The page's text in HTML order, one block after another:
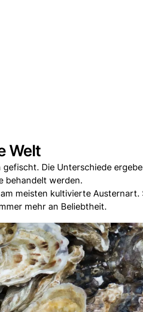
Welt
Die Unterschiede
behandelt werden.
meisten kultivierte Austernart.
mehr an Beliebtheit.